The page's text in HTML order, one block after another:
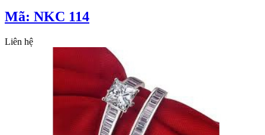
Mã: NKC 114
Liên hệ